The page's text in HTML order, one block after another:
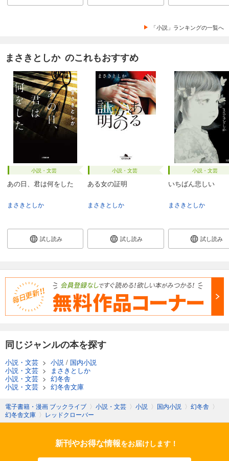
「小説」ランキングの一覧へ
まさきとしか のこれもおすすめ
小説・文芸
あの日、君は何をした
まさきとしか
試し読み
小説・文芸
ある女の証明
まさきとしか
試し読み
小説・文芸
いちばん悲しい
まさきとしか
試し読み
同じジャンルの本を探す
小説・文芸 > 小説 / 国内小説
小説・文芸 >
まさきとしか
小説・文芸 > 幻冬舎
小説・文芸 > 幻冬舎文庫
電子書籍・漫画 ブックライブ 〉 小説・文芸 〉 小説 〉 国内小説 〉 幻冬舎 〉
幻冬舎文庫 〉 レッドクローバー
新刊やお得な情報をお届けします！